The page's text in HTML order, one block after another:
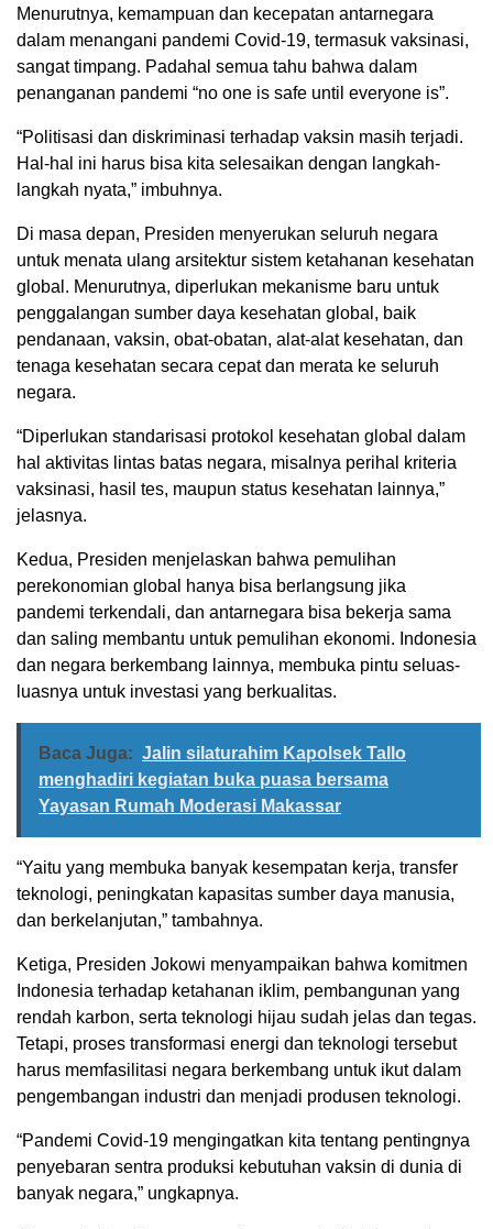
Menurutnya, kemampuan dan kecepatan antarnegara
dalam menangani pandemi Covid-19, termasuk vaksinasi,
sangat timpang. Padahal semua tahu bahwa dalam
penanganan pandemi “no one is safe until everyone is”.
“Politisasi dan diskriminasi terhadap vaksin masih terjadi.
Hal-hal ini harus bisa kita selesaikan dengan langkah-
langkah nyata,” imbuhnya.
Di masa depan, Presiden menyerukan seluruh negara
untuk menata ulang arsitektur sistem ketahanan kesehatan
global. Menurutnya, diperlukan mekanisme baru untuk
penggalangan sumber daya kesehatan global, baik
pendanaan, vaksin, obat-obatan, alat-alat kesehatan, dan
tenaga kesehatan secara cepat dan merata ke seluruh
negara.
“Diperlukan standarisasi protokol kesehatan global dalam
hal aktivitas lintas batas negara, misalnya perihal kriteria
vaksinasi, hasil tes, maupun status kesehatan lainnya,”
jelasnya.
Kedua, Presiden menjelaskan bahwa pemulihan
perekonomian global hanya bisa berlangsung jika
pandemi terkendali, dan antarnegara bisa bekerja sama
dan saling membantu untuk pemulihan ekonomi. Indonesia
dan negara berkembang lainnya, membuka pintu seluas-
luasnya untuk investasi yang berkualitas.
Baca Juga: Jalin silaturahim Kapolsek Tallo
menghadiri kegiatan buka puasa bersama
Yayasan Rumah Moderasi Makassar
“Yaitu yang membuka banyak kesempatan kerja, transfer
teknologi, peningkatan kapasitas sumber daya manusia,
dan berkelanjutan,” tambahnya.
Ketiga, Presiden Jokowi menyampaikan bahwa komitmen
Indonesia terhadap ketahanan iklim, pembangunan yang
rendah karbon, serta teknologi hijau sudah jelas dan tegas.
Tetapi, proses transformasi energi dan teknologi tersebut
harus memfasilitasi negara berkembang untuk ikut dalam
pengembangan industri dan menjadi produsen teknologi.
“Pandemi Covid-19 mengingatkan kita tentang pentingnya
penyebaran sentra produksi kebutuhan vaksin di dunia di
banyak negara,” ungkapnya.